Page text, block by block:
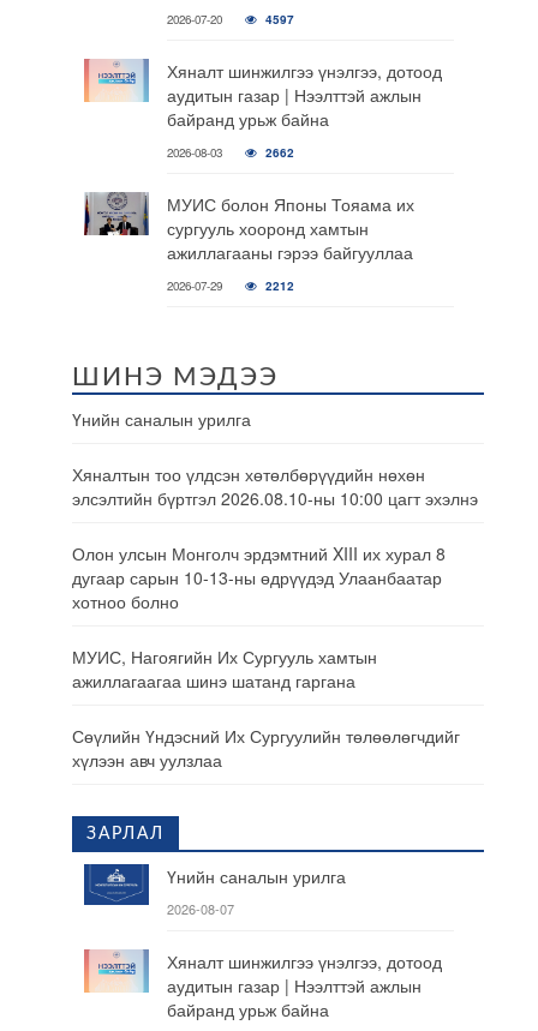
2026-07-20 4597
Хяналт шинжилгээ үнэлгээ, дотоод
аудитын газар | Нээлттэй ажлын
байранд урьж байна
2026-08-03 2662
МУИС болон Японы Тояама их
сургууль хооронд хамтын
ажиллагааны гэрээ байгууллаа
2026-07-29 2212
ШИНЭ МЭДЭЭ
Үнийн саналын урилга
Хяналтын тоо үлдсэн хөтөлбөрүүдийн нөхөн
элсэлтийн бүртгэл 2026.08.10-ны 10:00 цагт эхэлнэ
Олон улсын Монголч эрдэмтний XIII их хурал 8
дугаар сарын 10-13-ны өдрүүдэд Улаанбаатар
хотноо болно
МУИС, Нагоягийн Их Сургууль хамтын
ажиллагаагаа шинэ шатанд гаргана
Сөүлийн Үндэсний Их Сургуулийн төлөөлөгчдийг
хүлээн авч уулзлаа
ЗАРЛАЛ
Үнийн саналын урилга
2026-08-07
Хяналт шинжилгээ үнэлгээ, дотоод
аудитын газар | Нээлттэй ажлын
байранд урьж байна